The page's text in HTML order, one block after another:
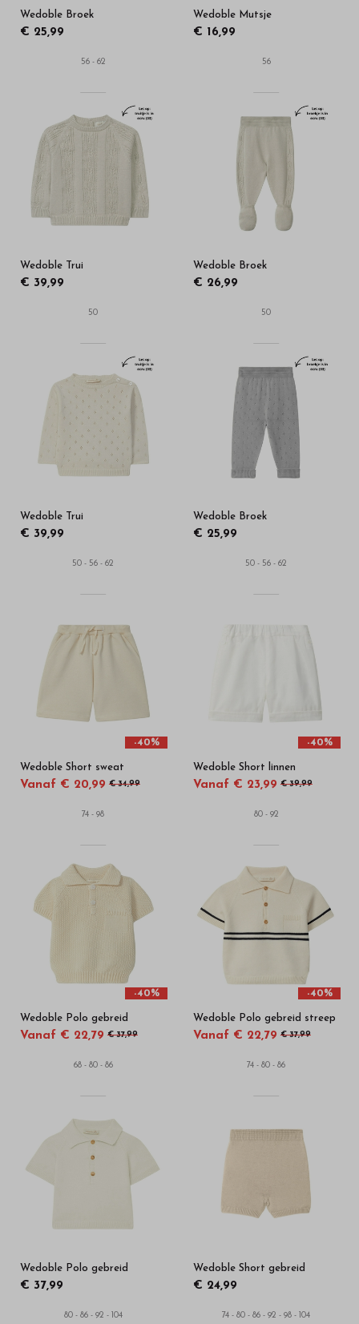
Wedoble Broek
€ 25,99
56 - 62
Wedoble Mutsje
€ 16,99
56
Wedoble Trui
€ 39,99
50
Wedoble Broek
€ 26,99
50
Wedoble Trui
€ 39,99
50 - 56 - 62
Wedoble Broek
€ 25,99
50 - 56 - 62
-40%
Wedoble Short sweat
Vanaf € 20,99 € 34,99
74 - 98
-40%
Wedoble Short linnen
Vanaf € 23,99 € 39,99
80 - 92
-40%
Wedoble Polo gebreid
Vanaf € 22,79 € 37,99
68 - 80 - 86
-40%
Wedoble Polo gebreid streep
Vanaf € 22,79 € 37,99
74 - 80 - 86
Wedoble Polo gebreid
€ 37,99
80 - 86 - 92 - 104
Wedoble Short gebreid
€ 24,99
74 - 80 - 86 - 92 - 98 - 104